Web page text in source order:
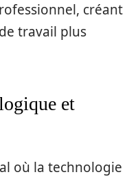
créant
travail plus
et
où la technologie